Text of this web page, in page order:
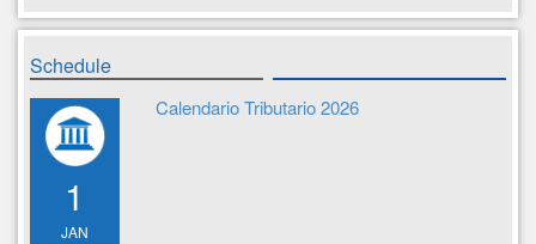
Schedule
1
JAN
Calendario Tributario 2026